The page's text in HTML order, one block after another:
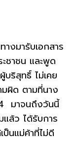
างมารับเอกสาร
ชาชน และพูด
บริสุทธิ์ ไม่เคย
มผิด ตามที่นาง
มาจนถึงวันนี้
แล้ว ได้รับการ
ป็นแม่ค้าที่ไม่ดี